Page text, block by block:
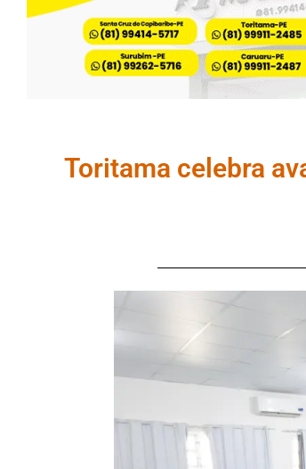
Toritama celebra